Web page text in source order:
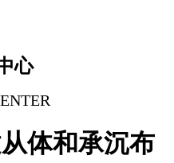
心
体和承沉布